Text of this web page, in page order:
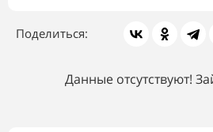
Поделиться:
Данные отсутствуют!